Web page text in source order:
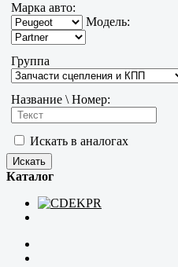
Марка авто:
Модель:
Группа
Название \ Номер:
Искать в аналогах
Каталог